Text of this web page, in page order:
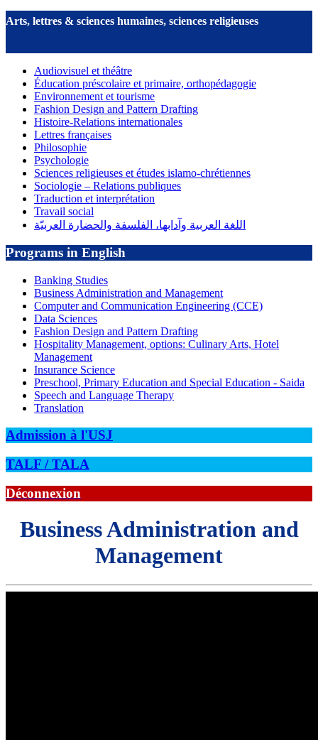
Arts, lettres & sciences humaines, sciences religieuses
Audiovisuel et théâtre
Éducation préscolaire et primaire, orthopédagogie
Environnement et tourisme
Fashion Design and Pattern Drafting
Histoire-Relations internationales
Lettres françaises
Philosophie
Psychologie
Sciences religieuses et études islamo-chrétiennes
Sociologie – Relations publiques
Traduction et interprétation
Travail social
اللغة العربية وآدابها، الفلسفة والحضارة العربيّة
Programs in English
Banking Studies
Business Administration and Management
Computer and Communication Engineering (CCE)
Data Sciences
Fashion Design and Pattern Drafting
Hospitality Management, options: Culinary Arts, Hotel
Management
Insurance Science
Preschool, Primary Education and Special Education - Saida
Speech and Language Therapy
Translation
Admission à l'USJ
TALF / TALA
Déconnexion
Business Administration and
Management